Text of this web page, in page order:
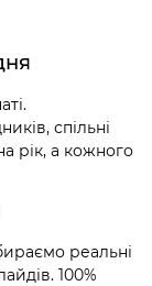
спільні
рік, а кожного
реальні
100%